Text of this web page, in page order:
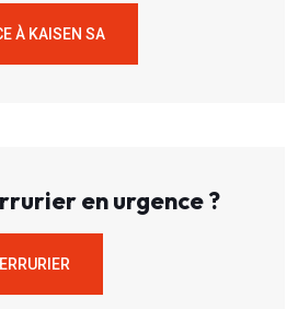
À KAISEN SA
en urgence ?